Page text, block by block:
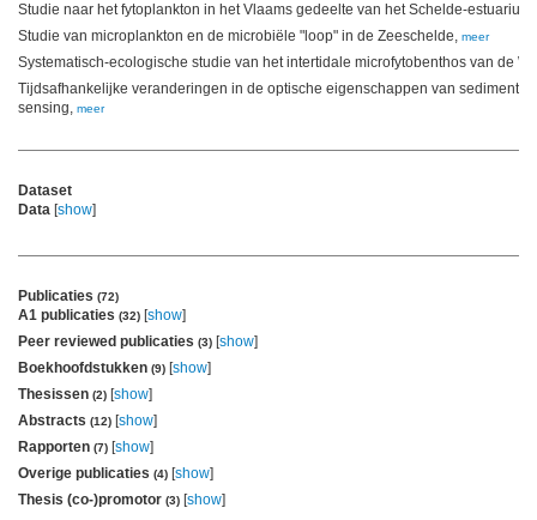
Studie naar het fytoplankton in het Vlaams gedeelte van het Schelde-
Studie van microplankton en de microbiële "loop" in de Zeeschelde, meer
Systematisch-ecologische studie van het intertidale microfytobenthos van de
Tijdsafhankelijke veranderingen in de optische eigenschappen van
sensing, meer
Dataset
Data [show]
Publicaties (72)
A1 publicaties (32) [show]
Peer reviewed publicaties (3) [show]
Boekhoofdstukken (9) [show]
Thesissen (2) [show]
Abstracts (12) [show]
Rapporten (7) [show]
Overige publicaties (4) [show]
Thesis (co-)promotor (3) [show]